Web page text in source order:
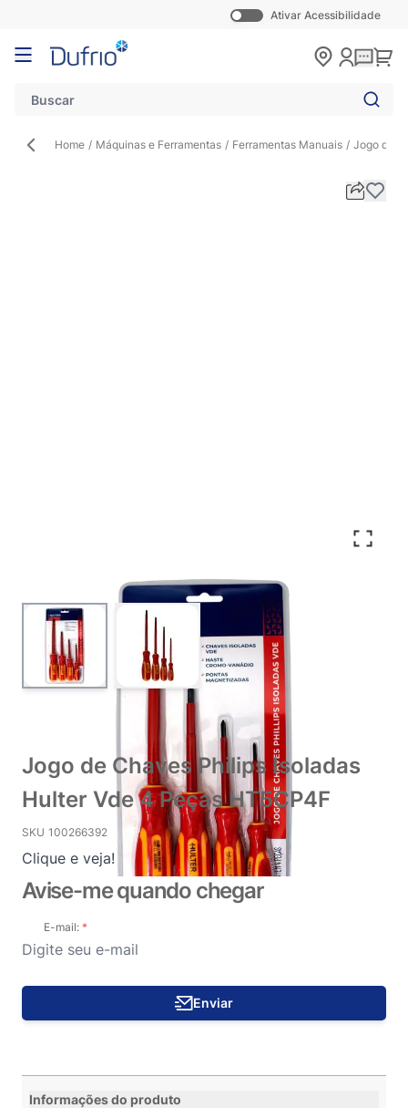
Ativar Acessibilidade
Pular para o conteúdo
Home / Máquinas e Ferramentas / Ferramentas Manuais / Jogo de
View larger imageView larger image
Jogo de Chaves Philips Isoladas
Hulter Vde 4 Peças HT5CP4F
SKU 100266392
Clique e veja!
Avise-me quando chegar
E-mail:
Enviar
Informações do produto